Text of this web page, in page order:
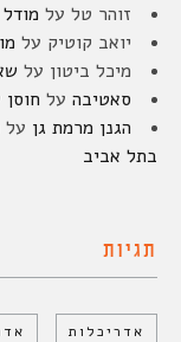
זוהר טל על
יואב קוטיק על
מיכל ביטון על
סאטיבה על
הגנן מרמת גן על
בתל אביב
תגיות
אדריכלות